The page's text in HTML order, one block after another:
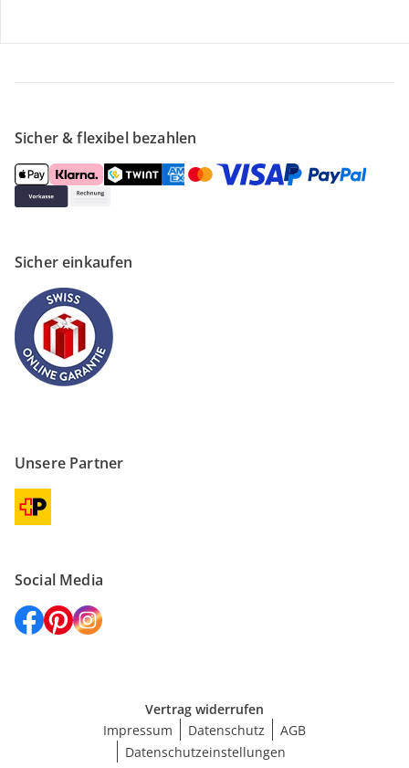
Sicher & flexibel bezahlen
Sicher einkaufen
Unsere Partner
Social Media
Vertrag widerrufen
Impressum
Datenschutz
AGB
Datenschutzeinstellungen